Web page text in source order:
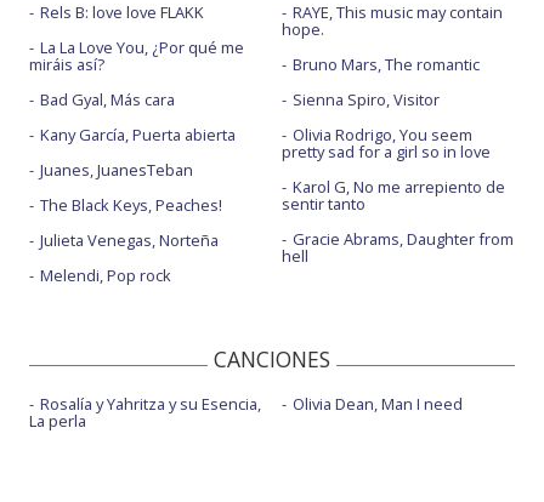
Rels B: love love FLAKK
La La Love You, ¿Por qué me
miráis así?
Bad Gyal, Más cara
Kany García, Puerta abierta
Juanes, JuanesTeban
The Black Keys, Peaches!
Julieta Venegas, Norteña
Melendi, Pop rock
RAYE, This music may contain
hope.
Bruno Mars, The romantic
Sienna Spiro, Visitor
Olivia Rodrigo, You seem
pretty sad for a girl so in love
Karol G, No me arrepiento de
sentir tanto
Gracie Abrams, Daughter from
hell
CANCIONES
Rosalía y Yahritza y su Esencia,
La perla
Olivia Dean, Man I need